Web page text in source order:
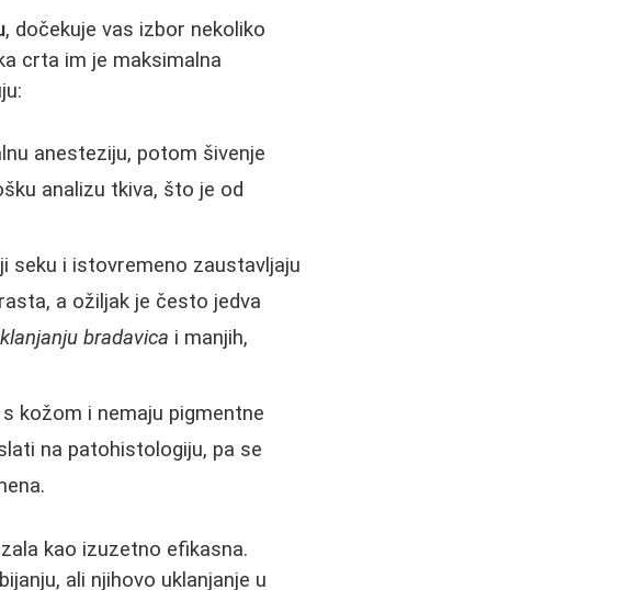
, dočekuje vas izbor nekoliko
crta im je maksimalna
anesteziju, potom šivenje
analizu tkiva, što je od
seku i istovremeno zaustavljaju
a ožiljak je često jedva
bradavica i manjih,
kožom i nemaju pigmentne
na patohistologiju, pa se
kao izuzetno efikasna.
ali njihovo uklanjanje u